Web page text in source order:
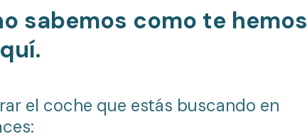
sabemos como te hemos
el coche que estás buscando en